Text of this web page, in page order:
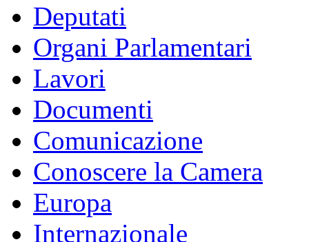
Deputati
Organi Parlamentari
Lavori
Documenti
Comunicazione
Conoscere la Camera
Europa
Internazionale